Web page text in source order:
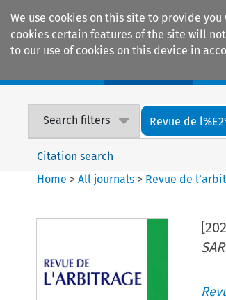
We use cookies on this site to provide
cookies certain features of the site will
to our use of cookies on this device in
Search filters Revue de
Citation search
Home >All journals > Revue de